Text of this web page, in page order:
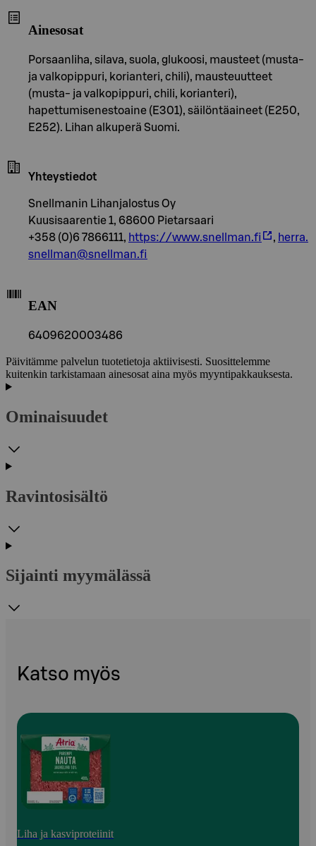
Ainesosat
Porsaanliha, silava, suola, glukoosi, mausteet (musta-
ja valkopippuri, korianteri, chili), mausteuutteet
(musta- ja valkopippuri, chili, korianteri),
hapettumisenestoaine (E301), säilöntäaineet (E250,
E252). Lihan alkuperä Suomi.
Yhteystiedot
Snellmanin Lihanjalostus Oy
Kuusisaarentie 1, 68600 Pietarsaari
+358 (0)6 7866111, https://www.snellman.fi , herra.
snellman@snellman.fi
EAN
6409620003486
Päivitämme palvelun tuotetietoja aktiivisesti. Suosittelemme
kuitenkin tarkistamaan ainesosat aina myös myyntipakkauksesta.
Ominaisuudet
Ravintosisältö
Sijainti myymälässä
Katso myös
Liha ja kasviproteiinit